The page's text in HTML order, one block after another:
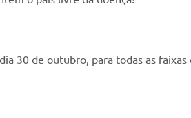
30 de outubro, para todas as faixas